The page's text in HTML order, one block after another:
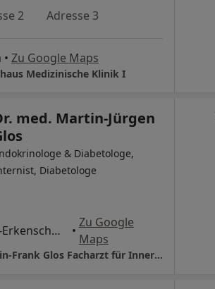
2 Adresse 3
• Zu Google Maps
Medizinische Klinik I
med. Martin-Jürgen
& Diabetologe,
Diabetologe
Ludwigstr. 15, Oer-Erkenschwick •
Zu Google
Maps
Praxis Dr.med. Martin-Frank Glos Facharzt für Innere Medizin